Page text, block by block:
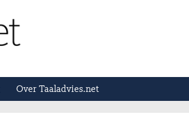
Over Taaladvies.net